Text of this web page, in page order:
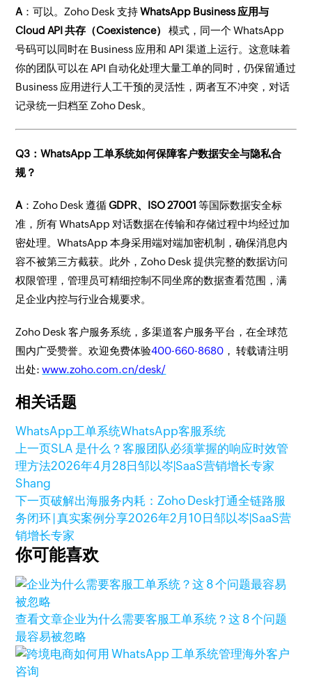
A ：可以。Zoho Desk 支持WhatsApp Business 应用与
Cloud API 共存（Coexistence）
模式，同一个 WhatsApp
号码可以同时在 Business 应用和 API 渠道上运行。这意味着
你的团队可以在 API 自动化处理大量工单的同时，仍保留通过
Business 应用进行人工干预的灵活性，两者互不冲突，对话
记录统一归档至 Zoho Desk。
Q3：WhatsApp 工单系统如何保障客户数据安全与隐私合
规？
A ：Zoho Desk 遵循GDPR、ISO 27001 等国际数据安全标
准，所有 WhatsApp 对话数据在传输和存储过程中均经过加
密处理。WhatsApp 本身采用端对端加密机制，确保消息内
容不被第三方截获。此外，Zoho Desk 提供完整的数据访问
权限管理，管理员可精细控制不同坐席的数据查看范围，满
足企业内控与行业合规要求。
Zoho Desk 客户服务系统，多渠道客户服务平台，在全球范
围内广受赞誉。欢迎免费体验400-660-8680 ， 转载请注明
出处:www.zoho.com.cn/desk/
相关话题
WhatsApp工单系统WhatsApp客服系统
上一页SLA 是什么？客服团队必须掌握的响应时效管
理方法2026年4月28日邹以岑|SaaS营销增长专家
Shang
下一页破解出海服务内耗：Zoho Desk打通全链路服
务闭环 | 真实案例分享2026年2月10日邹以岑|SaaS营
销增长专家
你可能喜欢
查看文章企业为什么需要客服工单系统？这 8 个问题
最容易被忽略